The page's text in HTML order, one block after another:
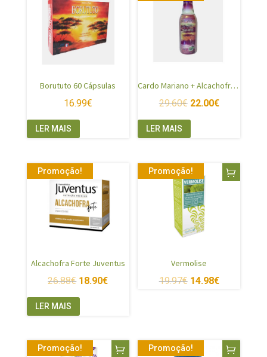
Borututo 60 Cápsulas
16.99€
LER MAIS
Cardo Mariano + Alcachofra + Borututo
29.60€ 22.00€
LER MAIS
Promoção!
Alcachofra Forte Juventus
26.88€ 18.90€
LER MAIS
Promoção!
Vermolise
19.97€ 14.98€
Promoção! Promoção!